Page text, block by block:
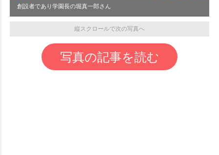
創設者であり学園長の堀真一郎さん
縦スクロールで次の写真へ
写真の記事を読む